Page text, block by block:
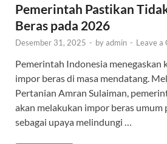
Pemerintah Pastikan
Beras pada 2026
Desember 31, 2025 - byadmin - Leave a
Pemerintah Indonesia menegaskan
impor beras di masa mendatang.
Pertanian Amran Sulaiman,
akan melakukan impor beras umum
sebagai upaya melindungi …